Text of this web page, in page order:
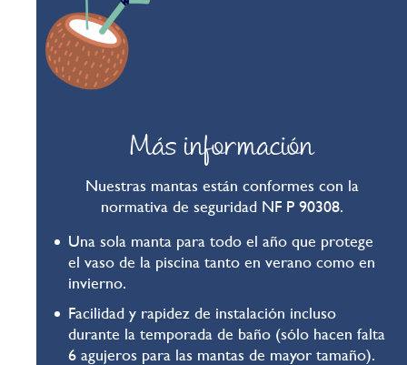
Más información
Nuestras mantas están conformes con la
normativa de seguridad NF P 90308.
Una sola manta para todo el año que protege
el vaso de la piscina tanto en verano como en
invierno.
Facilidad y rapidez de instalación incluso
durante la temporada de baño (sólo hacen falta
6 agujeros para las mantas de mayor tamaño).